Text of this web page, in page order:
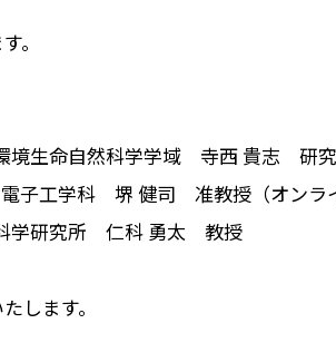
。
生命自然科学学域 寺西 貴志 研
子工学科 堺 健司 准教授（オンラ
学研究所 仁科 勇太 教授
します。